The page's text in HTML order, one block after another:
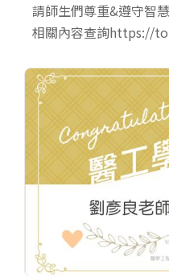
請師生們尊重&遵守智
相關內容查詢https://